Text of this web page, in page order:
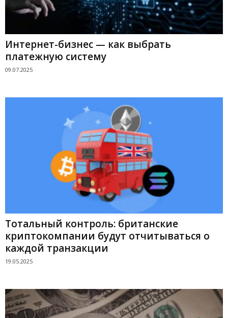
Интернет-бизнес — как выбрать
платежную систему
09.07.2025
Тотальный контроль: британские
криптокомпании будут отчитываться о
каждой транзакции
19.05.2025